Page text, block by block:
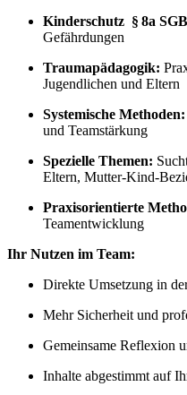
Kinderschutz § 8a
Gefährdungen
Traumapädagogik:
Jugendlichen und Eltern
Systemische Methoden:
und Teamstärkung
Spezielle Themen:
Eltern, Mutter-Kind-
Praxisorientierte
Teamentwicklung
Ihr Nutzen im Team:
Direkte Umsetzung in
Mehr Sicherheit und
Gemeinsame Reflexion
Inhalte abgestimmt auf